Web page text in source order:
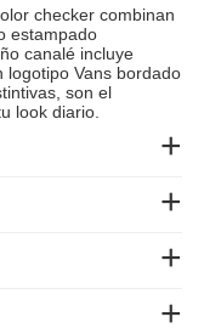
checker combinan
estampado
canalé incluye
logotipo Vans bordado
son el
look diario.